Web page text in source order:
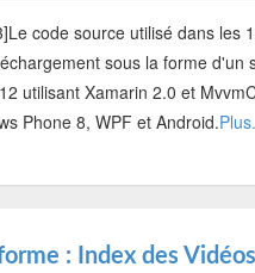
code source utilisé dans les
sous la forme
utilisant Xamarin 2.0 et
Phone 8, WPF et Android.
: Index des